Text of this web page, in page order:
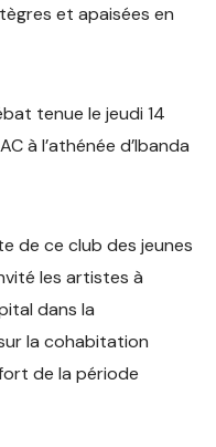
et apaisées en
tenue le jeudi 14
à l’athénée d’Ibanda
de ce club des jeunes
les artistes à
dans la
la cohabitation
de la période